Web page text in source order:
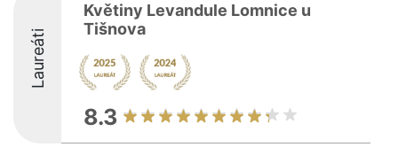
Laureáti
Květiny Levandule Lomnice u
Tišnova
8.3